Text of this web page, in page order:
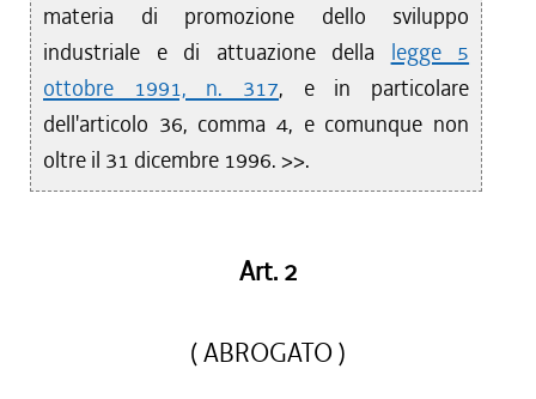
materia di promozione dello sviluppo
industriale e di attuazione della legge 5
ottobre 1991, n. 317, e in particolare
dell'articolo 36, comma 4, e comunque non
oltre il 31 dicembre 1996. >>.
Art. 2
( ABROGATO )